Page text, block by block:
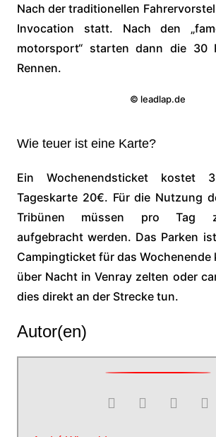
Nach der traditionellen
Invocation statt. Nach den
motorsport“ starten dann die 30
Rennen.
© leadlap.de
Wie teuer ist eine Karte?
Ein Wochenendsticket kostet
Tageskarte 20€. Für die Nutzung
Tribünen müssen pro Tag
aufgebracht werden. Das Parken
Campingticket für das Wochenende
über Nacht in Venray zelten oder
dies direkt an der Strecke tun.
Autor(en)